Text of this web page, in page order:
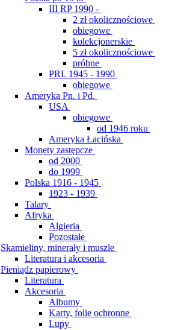
III RP 1990 -
2 zł okolicznościowe
obiegowe
kolekcjonerskie
5 zł okolicznościowe
próbne
PRL 1945 - 1990
obiegowe
Ameryka Pn. i Pd.
USA
obiegowe
od 1946 roku
Ameryka Łacińska
Monety zastępcze
od 2000
do 1999
Polska 1916 - 1945
1923 - 1939
Talary
Afryka
Algieria
Pozostałe
Skamieliny, minerały i muszle
Literatura i akcesoria
Pieniądz papierowy
Literatura
Akcesoria
Albumy
Karty, folie ochronne
Lupy